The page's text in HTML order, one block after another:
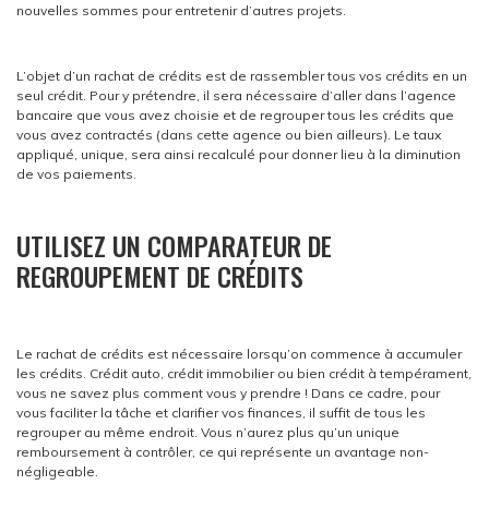
nouvelles sommes pour entretenir d’autres projets.
L’objet d’un rachat de crédits est de rassembler tous vos crédits en un
seul crédit. Pour y prétendre, il sera nécessaire d’aller dans l’agence
bancaire que vous avez choisie et de regrouper tous les crédits que
vous avez contractés (dans cette agence ou bien ailleurs). Le taux
appliqué, unique, sera ainsi recalculé pour donner lieu à la diminution
de vos paiements.
UTILISEZ UN COMPARATEUR DE
REGROUPEMENT DE CRÉDITS
Le rachat de crédits est nécessaire lorsqu’on commence à accumuler
les crédits. Crédit auto, crédit immobilier ou bien crédit à tempérament,
vous ne savez plus comment vous y prendre ! Dans ce cadre, pour
vous faciliter la tâche et clarifier vos finances, il suffit de tous les
regrouper au même endroit. Vous n’aurez plus qu’un unique
remboursement à contrôler, ce qui représente un avantage non-
négligeable.